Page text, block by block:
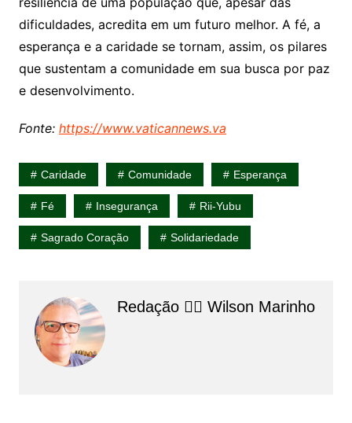
dificuldades, acredita em um futuro melhor. A fé, a
esperança e a caridade se tornam, assim, os pilares
que sustentam a comunidade em sua busca por paz
e desenvolvimento.
Fonte: https://www.vaticannews.va
Caridade Comunidade Esperança
Fé Insegurança Rii-Yubu
Sagrado Coração Solidariedade
Redação 👨‍⚖️​ Wilson Marinho